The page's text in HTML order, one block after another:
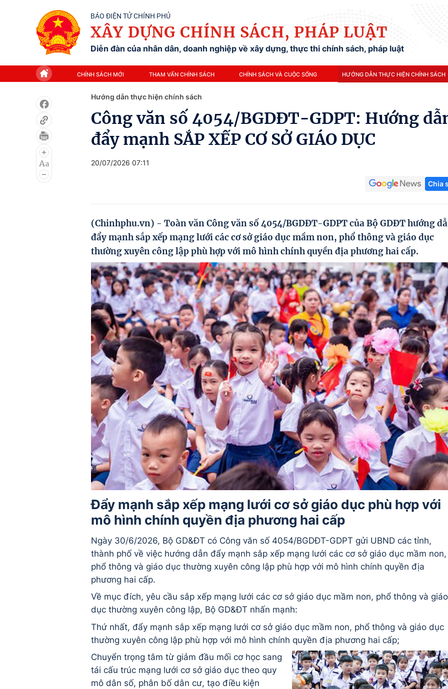
BÁO ĐIỆN TỬ CHÍNH PHỦ
XÂY DỰNG CHÍNH SÁCH, PHÁP LUẬT
Diễn đàn của nhân dân, doanh nghiệp về xây dựng, thực thi chính sách, pháp luật
CHÍNH SÁCH MỚI THAM VẤN CHÍNH SÁCH CHÍNH SÁCH VÀ CUỘC SỐNG HƯỚNG DẪN THỰC HIỆN CHÍNH SÁCH
Hướng dẫn thực hiện chính sách
Công văn số 4054/BGDĐT-GDPT: Hướng
đẩy mạnh SẮP XẾP CƠ SỞ GIÁO DỤC
20/07/2026 07:11
Chia
(Chinhphu.vn) - Toàn văn Công văn số 4054/BGDĐT-GDPT của Bộ GDĐT hướng
đẩy mạnh sắp xếp mạng lưới các cơ sở giáo dục mầm non, phổ thông và giáo dục
thường xuyên công lập phù hợp với mô hình chính quyền địa phương hai cấp.
Đẩy mạnh sắp xếp mạng lưới cơ sở giáo dục phù hợp với
mô hình chính quyền địa phương hai cấp
Ngày 30/6/2026, Bộ GD&ĐT có Công văn số 4054/BGDĐT-GDPT gửi UBND các tỉnh,
thành phố về việc hướng dẫn đẩy mạnh sắp xếp mạng lưới các cơ sở giáo dục mầm non,
phổ thông và giáo dục thường xuyên công lập phù hợp với mô hình chính quyền địa
phương hai cấp.
Về mục đích, yêu cầu sắp xếp mạng lưới các cơ sở giáo dục mầm non, phổ thông và giáo
dục thường xuyên công lập, Bộ GD&ĐT nhấn mạnh:
Thứ nhất, đẩy mạnh sắp xếp mạng lưới cơ sở giáo dục mầm non, phổ thông và giáo dục
thường xuyên công lập phù hợp với mô hình chính quyền địa phương hai cấp;
Chuyển trọng tâm từ giảm đầu mối cơ học sang
tái cấu trúc mạng lưới cơ sở giáo dục theo quy
mô dân số, phân bố dân cư, tạo điều kiện